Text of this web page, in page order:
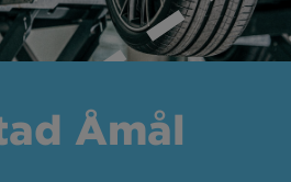
Åmål